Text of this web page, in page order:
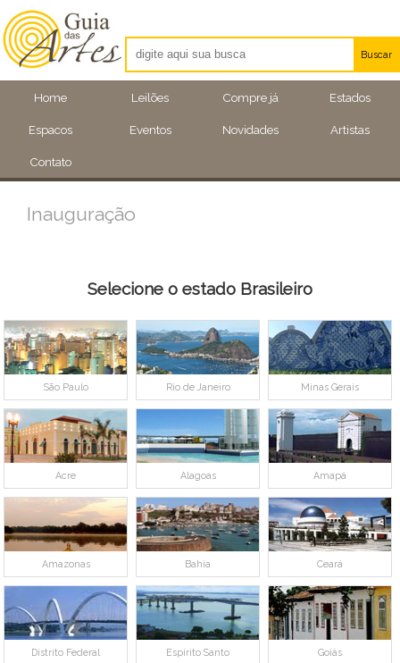
Home Leilões Compre já Estados
Espacos Eventos Novidades Artistas
Contato
Buscar
Artistas
Eventos
Inauguração
Selecione o estado Brasileiro
São Paulo Rio de Janeiro Minas Gerais
Acre Alagoas Amapá
Amazonas Bahia Ceará
Distrito Federal Espírito Santo Goiás